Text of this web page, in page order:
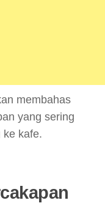
membahas
yang sering
ke kafe.